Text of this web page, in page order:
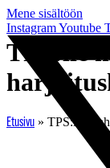
Mene sisältöön
InstagramYoutube
TPS:lle
Etusivu » TPS:lle